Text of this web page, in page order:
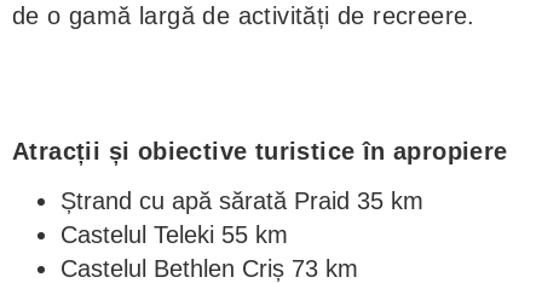
de o gamă largă de activități de recreere.
Atracții și obiective turistice în apropiere
Ștrand cu apă sărată Praid 35 km
Castelul Teleki 55 km
Castelul Bethlen Criș 73 km